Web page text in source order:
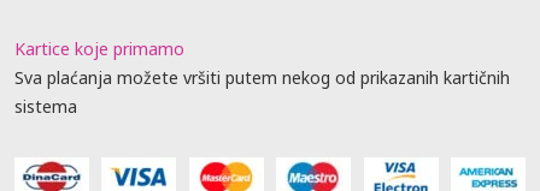
Kartice koje primamo
Sva plaćanja možete vršiti putem nekog od prikazanih kartičnih
sistema